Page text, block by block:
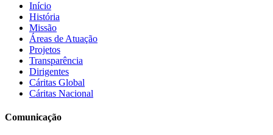
Início
História
Missão
Áreas de Atuação
Projetos
Transparência
Dirigentes
Cáritas Global
Cáritas Nacional
Comunicação